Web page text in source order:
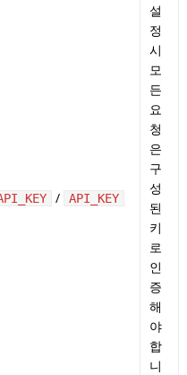
/ API_KEY
설
정
시
모
든
요
청
은
구
성
된
키
로
인
증
해
야
합
니